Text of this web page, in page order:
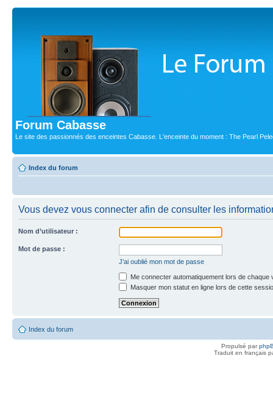
Forum Cabasse
Le site des passionnés des enceintes Cabasse. L'enceinte du moment : The Pearl
Index du forum
Vous devez vous connecter afin de consulter les
Nom d’utilisateur :
Mot de passe :
J’ai oublié mon mot de passe
Me connecter automatiquement lors de chaque
Masquer mon statut en ligne lors de cette
Index du forum
Propulsé par
Traduit en français